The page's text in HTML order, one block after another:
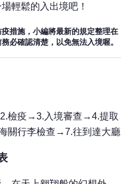
輕鬆的入出境吧！
措施，小編將最新的規定整理在
必確認清楚，以免無法入境喔。
2.檢疫→3. 入境審查→4.提取
關行李檢查→7.往到達大廳